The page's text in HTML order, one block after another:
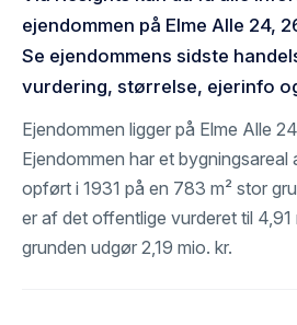
ejendommen på Elme Alle 24,
Se ejendommens sidste
vurdering, størrelse, ejerinfo
Ejendommen ligger på Elme Alle
Ejendommen har et bygningsareal
opført i 1931 på en 783 m² stor
er af det offentlige vurderet til 4,91
grunden udgør 2,19 mio. kr.